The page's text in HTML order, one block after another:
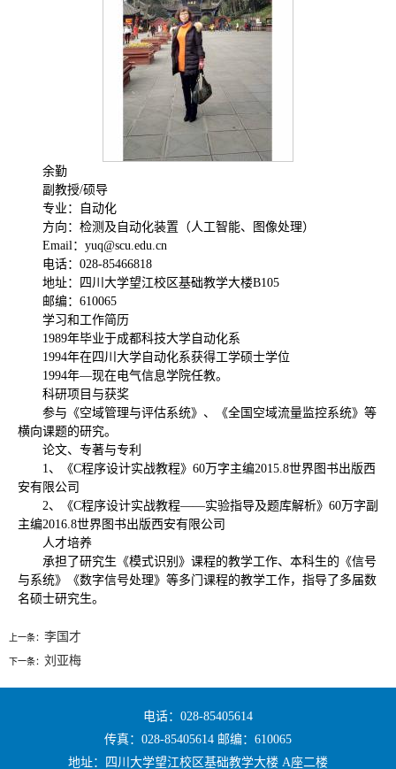
余勤
副教授/硕导
专业：自动化
方向：检测及自动化装置（人工智能、图像处理）
Email：yuq@scu.edu.cn
电话：028-85466818
地址：四川大学望江校区基础教学大楼B105
邮编：610065
学习和工作简历
1989年毕业于成都科技大学自动化系
1994年在四川大学自动化系获得工学硕士学位
1994年—现在电气信息学院任教。
科研项目与获奖
参与《空域管理与评估系统》、《全国空域流量监控系统》等
横向课题的研究。
论文、专著与专利
1、《C程序设计实战教程》60万字主编2015.8世界图书出版西
安有限公司
2、《C程序设计实战教程——实验指导及题库解析》60万字副
主编2016.8世界图书出版西安有限公司
人才培养
承担了研究生《模式识别》课程的教学工作、本科生的《信号
与系统》《数字信号处理》等多门课程的教学工作，指导了多届数
名硕士研究生。
上一条： 李国才
下一条： 刘亚梅
电话：028-85405614
传真：028-85405614 邮编：610065
地址：四川大学望江校区基础教学大楼 A座二楼